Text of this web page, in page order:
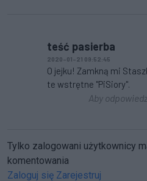
teść pasierba
2020-01-21 09:52:45
O jejku! Zamkną mi
te wstrętne "PiSiory".
Aby
Tylko zalogowani użytkownicy
komentowania
Zaloguj się Zarejestruj